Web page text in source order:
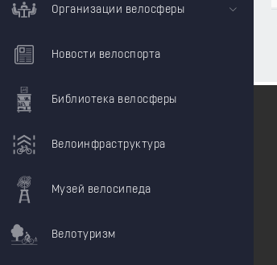
Организации велосферы
Новости велоспорта
Библиотека велосферы
Велоинфраструктура
Музей велосипеда
Велотуризм